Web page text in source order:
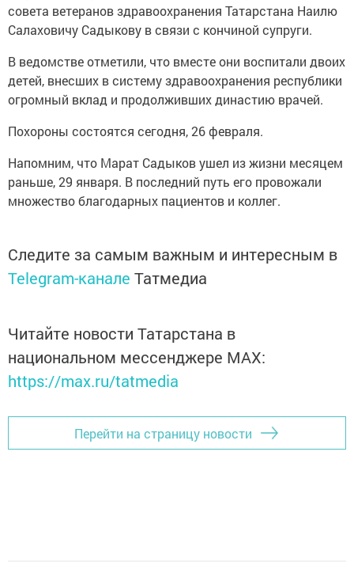
совета ветеранов здравоохранения Татарстана Наилю
Салаховичу Садыкову в связи с кончиной супруги.
В ведомстве отметили, что вместе они воспитали двоих
детей, внесших в систему здравоохранения республики
огромный вклад и продолживших династию врачей.
Похороны состоятся сегодня, 26 февраля.
Напомним, что Марат Садыков ушел из жизни месяцем
раньше, 29 января. В последний путь его провожали
множество благодарных пациентов и коллег.
Следите за самым важным и интересным в
Telegram-канале Татмедиа
Читайте новости Татарстана в
национальном мессенджере MАХ:
https://max.ru/tatmedia
Перейти на страницу новости